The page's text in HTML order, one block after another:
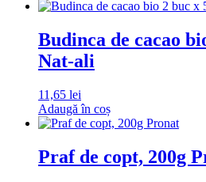
Budinca de cacao
Nat-ali
11,65 lei
Adaugă în coș
Praf de copt, 200g